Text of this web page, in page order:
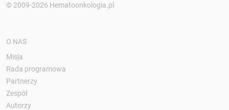
© 2009-2026 Hematoonkologia.pl
O NAS
Misja
Rada programowa
Partnerzy
Zespół
Autorzy